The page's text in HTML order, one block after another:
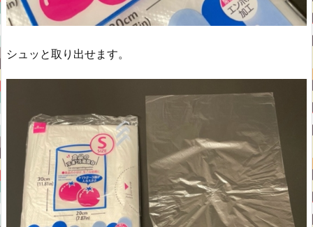
シュッと取り出せます。